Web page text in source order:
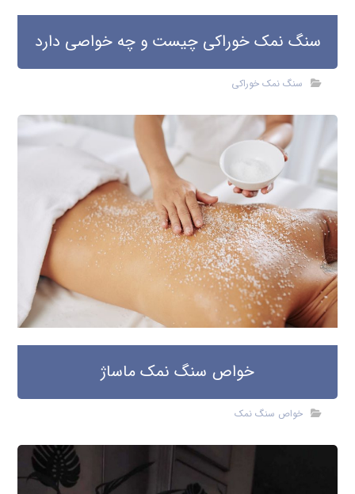
سنگ نمک خوراکی چیست و چه خواصی دارد
سنگ نمک خوراکی
خواص سنگ نمک ماساژ
خواص سنگ نمک